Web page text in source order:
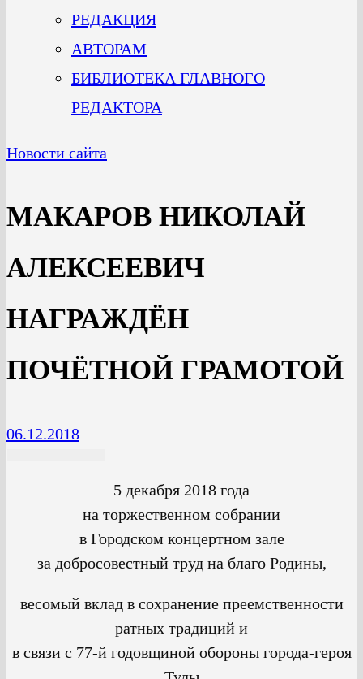
РЕДАКЦИЯ
АВТОРАМ
БИБЛИОТЕКА ГЛАВНОГО
РЕДАКТОРА
Новости сайта
МАКАРОВ НИКОЛАЙ
АЛЕКСЕЕВИЧ
НАГРАЖДЁН
ПОЧЁТНОЙ ГРАМОТОЙ
06.12.2018
5 декабря 2018 года
на торжественном собрании
в Городском концертном зале
за добросовестный труд на благо Родины,
весомый вклад в сохранение преемственности
ратных традиций и
в связи с 77-й годовщиной обороны города-героя